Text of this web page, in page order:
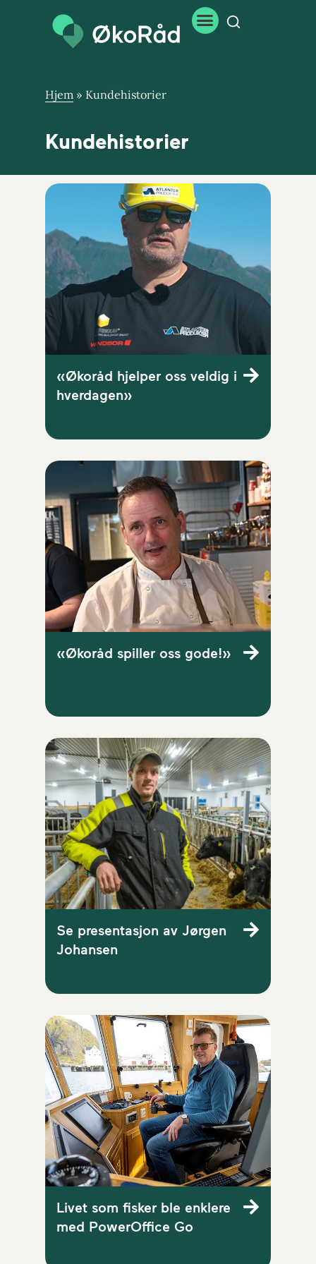
Hjem » Kundehistorier
Kundehistorier
«Økoråd hjelper oss veldig i
hverdagen»
«Økoråd spiller oss gode!»
Se presentasjon av Jørgen
Johansen
Livet som fisker ble enklere
med PowerOffice Go